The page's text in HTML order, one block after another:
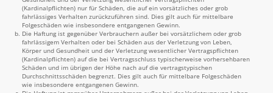
(Kardinalpflichten) nur für Schäden, die auf ein vorsätzliches oder grob
fahrlässiges Verhalten zurückzuführen sind. Dies gilt auch für mittelbare
Folgeschäden wie insbesondere entgangenen Gewinn.
Die Haftung ist gegenüber Verbrauchern außer bei vorsätzlichem oder grob
fahrlässigem Verhalten oder bei Schäden aus der Verletzung von Leben,
Körper und Gesundheit und der Verletzung wesentlicher Vertragspflichten
(Kardinalpflichten) auf die bei Vertragsschluss typischerweise vorhersehbaren
Schäden und im übrigen der Höhe nach auf die vertragstypischen
Durchschnittsschäden begrenzt. Dies gilt auch für mittelbare Folgeschäden
wie insbesondere entgangenen Gewinn.